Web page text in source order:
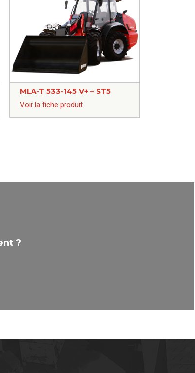
MLA-T 533-145 V+ – ST5
Voir la fiche produit
?